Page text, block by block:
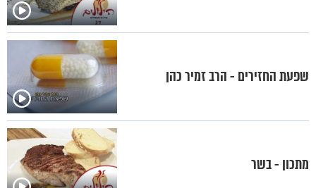
שפעת החזירים - הרב זמיר כהן
מתכון - בשר